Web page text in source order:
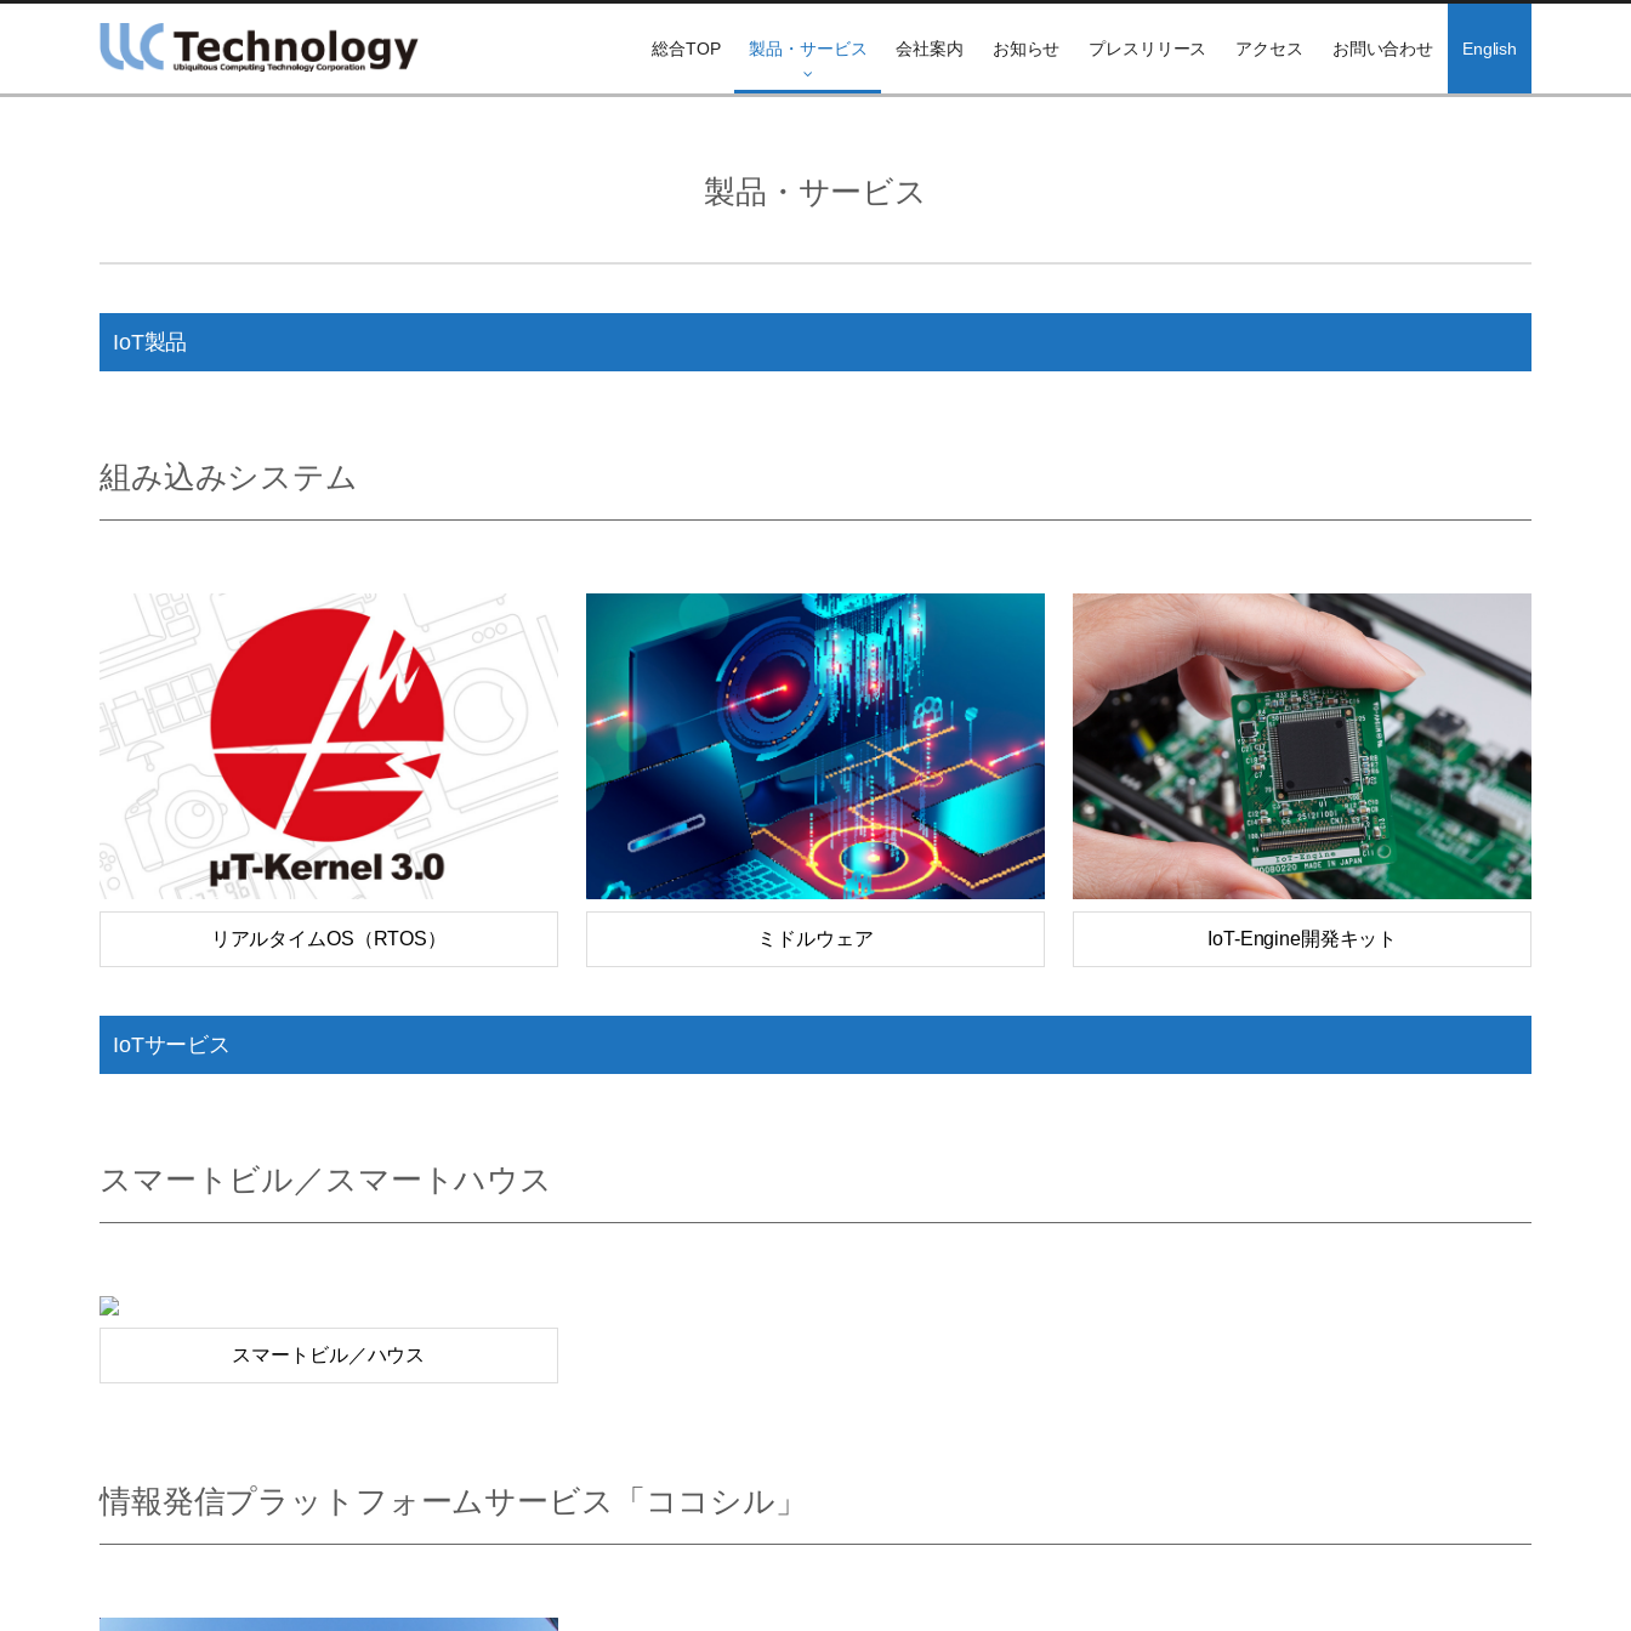
総合TOP 製品・サービス 会社案内 お知らせ プレスリリース アクセス お問い合わせ English
製品・サービス
IoT製品
組み込みシステム
リアルタイムOS（RTOS） ミドルウェア IoT-Engine開発キット
IoTサービス
スマートビル／スマートハウス
スマートビル／ハウス
情報発信プラットフォームサービス「ココシル」